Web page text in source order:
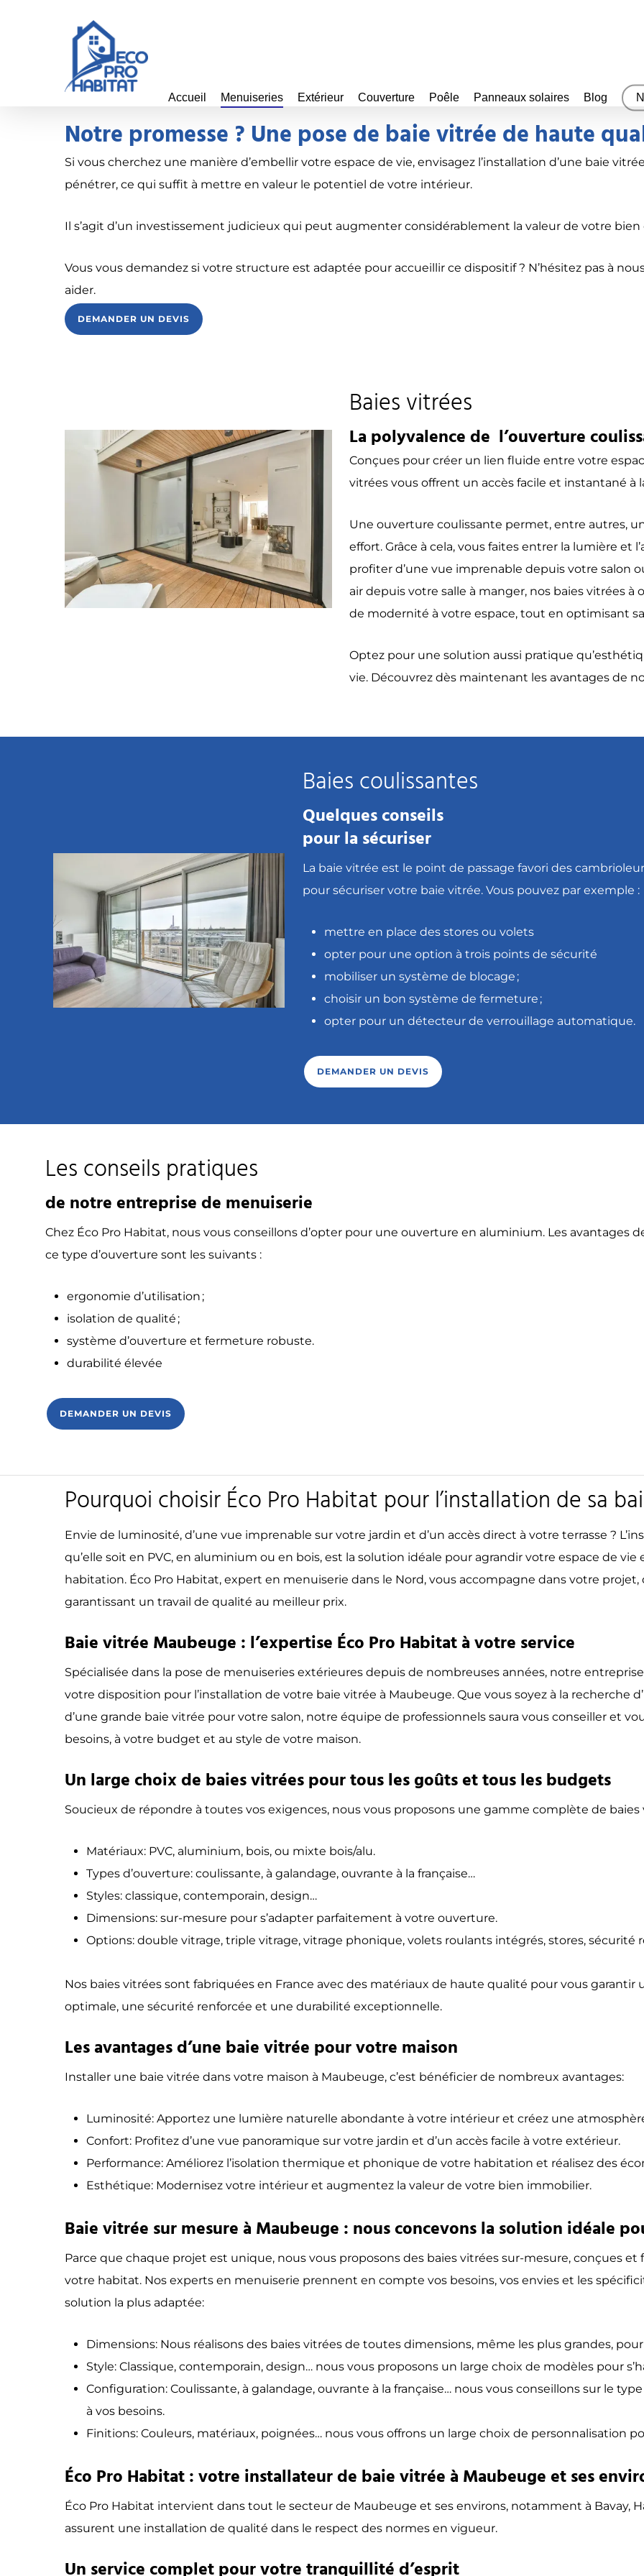
Accueil Menuiseries Extérieur Couverture Poêle Panneaux solaires Blog
Notre promesse ? Une pose de baie vitrée de haute
Si vous cherchez une manière d’embellir votre espace de vie, envisagez l’installation d’une baie
pénétrer, ce qui suffit à mettre en valeur le potentiel de votre intérieur.
Il s’agit d’un investissement judicieux qui peut augmenter considérablement la valeur de votre bien
Vous vous demandez si votre structure est adaptée pour accueillir ce dispositif ? N’hésitez pas à
aider.
DEMANDER UN DEVIS
Baies vitrées
La polyvalence de l’ouverture
Conçues pour créer un lien fluide entre votre
vitrées vous offrent un accès facile et instantané
Une ouverture coulissante permet, entre autres,
effort. Grâce à cela, vous faites entrer la lumière et
profiter d’une vue imprenable depuis votre salon
air depuis votre salle à manger, nos baies vitrées
de modernité à votre espace, tout en optimisant
Optez pour une solution aussi pratique
vie. Découvrez dès maintenant les avantages de
Baies coulissantes
Quelques conseils
pour la sécuriser
La baie vitrée est le point de passage favori des
poursécuriser votre baie vitrée. Vous pouvez par exemple :
mettre en place des stores ou volets
opter pour une option à trois points de sécurité
mobiliser un système de blocage ;
choisir un bon système de fermeture ;
opter pour un détecteur de verrouillage automatique.
DEMANDER UN DEVIS
Les conseils pratiques
de notre entreprise de menuiserie
Chez Éco Pro Habitat, nous vous conseillons d’opter pour une ouverture en aluminium. Les avantages
ce type d’ouverture sont les suivants :
ergonomie d’utilisation ;
isolation de qualité ;
système d’ouverture et fermeture robuste.
durabilité élevée
DEMANDER UN DEVIS
Pourquoi choisir Éco Pro Habitat pour l’installation de sa
Envie de luminosité, d’une vue imprenable sur votre jardin et d’un accès direct à votre terrasse ?
qu’elle soit en PVC, en aluminium ou en bois, est la solution idéale pour agrandir votre espace de
habitation. Éco Pro Habitat, expert en menuiserie dans le Nord, vous accompagne dans votre projet,
garantissant un travail de qualité au meilleur prix.
Baie vitrée Maubeuge : l’expertise Éco Pro Habitat à votre service
Spécialisée dans la pose de menuiseries extérieures depuis de nombreuses années, notre
votre disposition pour l’installation de votre baie vitrée à Maubeuge. Que vous soyez à la recherche
d’une grande baie vitrée pour votre salon, notre équipe de professionnels saura vous conseiller et
besoins, à votre budget et au style de votre maison.
Un large choix de baies vitrées pour tous les goûts et tous les budgets
Soucieux de répondre à toutes vos exigences, nous vous proposons une gamme complète de baies
Matériaux: PVC, aluminium, bois, ou mixte bois/alu.
Types d’ouverture: coulissante, à galandage, ouvrante à la française…
Styles: classique, contemporain, design…
Dimensions: sur-mesure pour s’adapter parfaitement à votre ouverture.
Options: double vitrage, triple vitrage, vitrage phonique, volets roulants intégrés, stores, sécurité
Nos baies vitrées sont fabriquées en France avec des matériaux de haute qualité pour vous
optimale, une sécurité renforcée et une durabilité exceptionnelle.
Les avantages d’une baie vitrée pour votre maison
Installer une baie vitrée dans votre maison à Maubeuge, c’est bénéficier de nombreux avantages:
Luminosité: Apportez une lumière naturelle abondante à votre intérieur et créez une
Confort: Profitez d’une vue panoramique sur votre jardin et d’un accès facile à votre extérieur.
Performance: Améliorez l’isolation thermique et phonique de votre habitation et réalisez des
Esthétique: Modernisez votre intérieur et augmentez la valeur de votre bien immobilier.
Baie vitrée sur mesure à Maubeuge : nous concevons la solution idéale
Parce que chaque projet est unique, nous vous proposons des baies vitrées sur-mesure, conçues
votre habitat. Nos experts en menuiserie prennent en compte vos besoins, vos envies et les
solution la plus adaptée:
Dimensions: Nous réalisons des baies vitrées de toutes dimensions, même les plus grandes,
Style: Classique, contemporain, design… nous vous proposons un large choix de modèles pour
Configuration: Coulissante, à galandage, ouvrante à la française… nous vous conseillons sur le
à vos besoins.
Finitions: Couleurs, matériaux, poignées… nous vous offrons un large choix de personnalisation
Éco Pro Habitat : votre installateur de baie vitrée à Maubeuge et ses
Éco Pro Habitat intervient dans tout le secteur de Maubeuge et ses environs, notamment à Bavay,
assurent une installation de qualité dans le respect des normes en vigueur.
Un service complet pour votre tranquillité d’esprit